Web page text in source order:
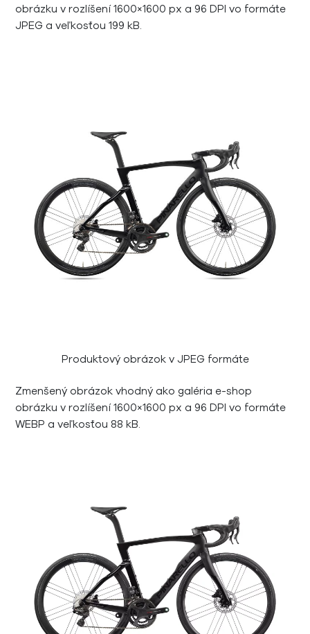
obrázku v rozlíšení 1600×1600 px a 96 DPI vo formáte
JPEG a veľkosťou 199 kB.
Produktový obrázok v JPEG formáte
Zmenšený obrázok vhodný ako galéria e-shop
obrázku v rozlíšení 1600×1600 px a 96 DPI vo formáte
WEBP a veľkosťou 88 kB.